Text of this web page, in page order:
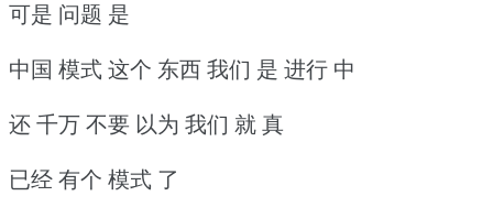
可是 问题 是
中国 模式 这个 东西 我们 是 进行 中
还 千万 不要 以为 我们 就 真
已经 有个 模式 了